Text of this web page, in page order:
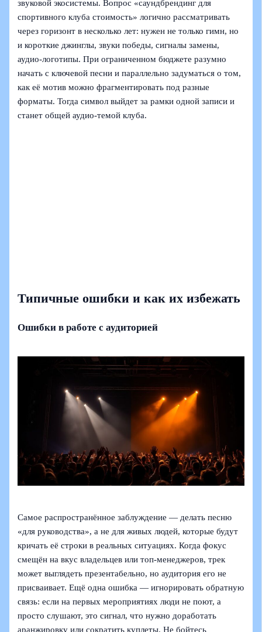
звуковой экосистемы. Вопрос «саундбрендинг для
спортивного клуба стоимость» логично рассматривать
через горизонт в несколько лет: нужен не только гимн, но
и короткие джинглы, звуки победы, сигналы замены,
аудио‑логотипы. При ограниченном бюджете разумно
начать с ключевой песни и параллельно задуматься о том,
как её мотив можно фрагментировать под разные
форматы. Тогда символ выйдет за рамки одной записи и
станет общей аудио‑темой клуба.
Типичные ошибки и как их избежать
Ошибки в работе с аудиторией
Самое распространённое заблуждение — делать песню
«для руководства», а не для живых людей, которые будут
кричать её строки в реальных ситуациях. Когда фокус
смещён на вкус владельцев или топ‑менеджеров, трек
может выглядеть презентабельно, но аудитория его не
присваивает. Ещё одна ошибка — игнорировать обратную
связь: если на первых мероприятиях люди не поют, а
просто слушают, это сигнал, что нужно доработать
аранжировку или сократить куплеты. Не бойтесь